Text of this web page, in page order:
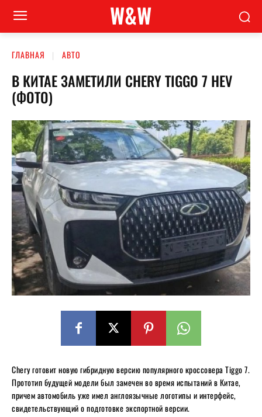
W&W
ГЛАВНАЯ АВТО
В КИТАЕ ЗАМЕТИЛИ CHERY TIGGO 7 HEV
(ФОТО)
Chery готовит новую гибридную версию популярного кроссовера Tiggo 7.
Прототип будущей модели был замечен во время испытаний в Китае,
причем автомобиль уже имел англоязычные логотипы и интерфейс,
свидетельствующий о подготовке экспортной версии.